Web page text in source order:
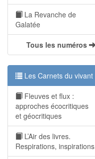
La Revanche de
Galatée
Tous les numéros
Les Carnets du vivant
Fleuves et flux :
approches écocritiques
et géocritiques
L’Air des livres.
Respirations, inspirations